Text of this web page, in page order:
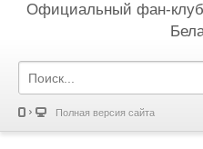
Официальный фан-клуб
Полная версия сайта